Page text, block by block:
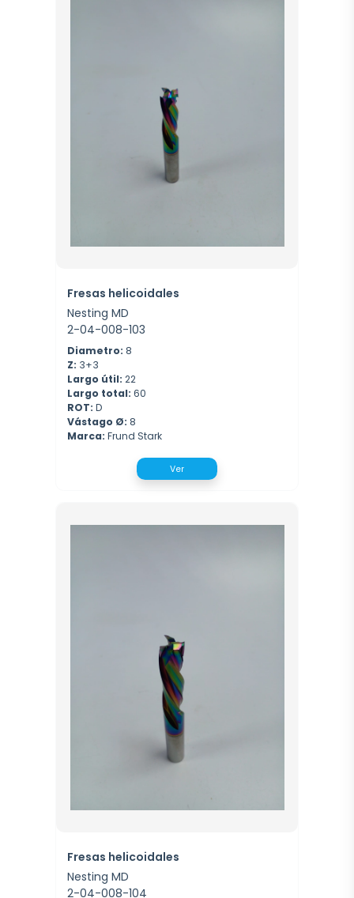
Fresas helicoidales
Nesting MD
2-04-008-103
Diametro: 8
Z: 3+3
Largo útil: 22
Largo total: 60
ROT: D
Vástago Ø: 8
Marca: Frund Stark
Ver
Fresas helicoidales
Nesting MD
2-04-008-104